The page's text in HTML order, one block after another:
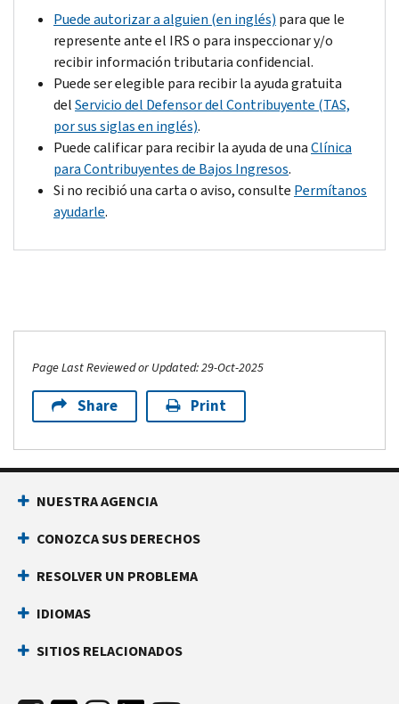
Puede autorizar a alguien (en inglés) para que le
represente ante el IRS o para inspeccionar y/o
recibir información tributaria confidencial.
Puede ser elegible para recibir la ayuda gratuita
delServicio del Defensor del Contribuyente (TAS,
por sus siglas en inglés).
Puede calificar para recibir la ayuda de unaClínica
para Contribuyentes de Bajos Ingresos.
Si no recibió una carta o aviso, consulte Permítanos
ayudarle.
Page Last Reviewed or Updated: 29-Oct-2025
Share Print
NUESTRA AGENCIA
CONOZCA SUS DERECHOS
RESOLVER UN PROBLEMA
IDIOMAS
SITIOS RELACIONADOS